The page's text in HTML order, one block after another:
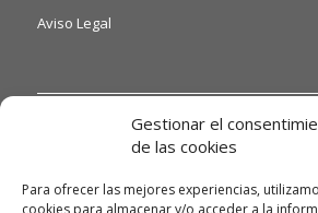
Gestionar el
de las cookies
Para ofrecer las mejores experiencias,
cookies para almacenar y/o acceder a la
Aviso Legal
INFORMACIÓN DE INTERÉS
reclamaciones, solo tiene que ponerse
nosotros a través del siguiente email: